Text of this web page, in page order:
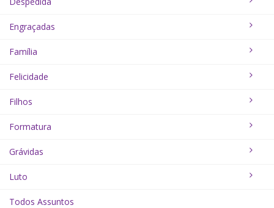
Engraçadas
Família
Felicidade
Filhos
Formatura
Grávidas
Luto
Todos Assuntos